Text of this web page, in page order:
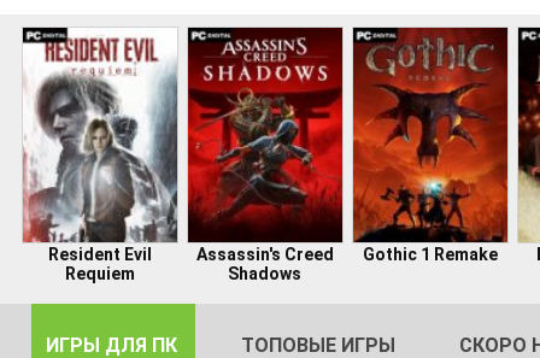
Resident Evil
Requiem
Assassin's Creed
Shadows
Gothic 1 Remake
ИГРЫ ДЛЯ ПК ТОПОВЫЕ ИГРЫ СКОРО